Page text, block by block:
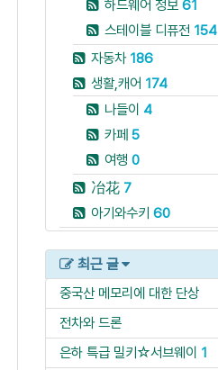
하드웨어 정보 61
스테이블 디퓨전 154
자동차 186
생활,캐어 174
나들이 4
카페 5
여행 0
冶花 7
아기와수키 60
최근 글
중국산 메모리에 대한 단상
전차와 드론
은하 특급 밀키☆서브웨이 1